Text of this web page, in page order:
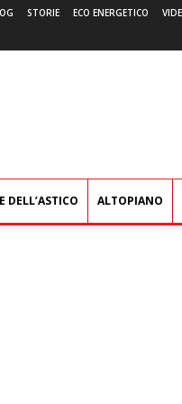
STORIE ECO ENERGETICO
DELL’ASTICO ALTOPIANO